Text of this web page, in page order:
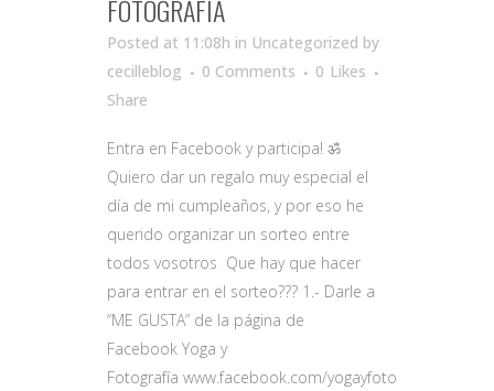
FOTOGRAFÍA
Posted at 11:08h in Uncategorized by
cecilleblog
0 Comments 0 Likes
Share
Entra en Facebook y participa! ॐ
Quiero dar un regalo muy especial el
día de mi cumpleaños, y por eso he
querido organizar un sorteo entre
todos vosotros Que hay que hacer
para entrar en el sorteo??? 1.- Darle a
“ME GUSTA” de la página de
Facebook Yoga y
Fotografía www.facebook.com/yogayfoto